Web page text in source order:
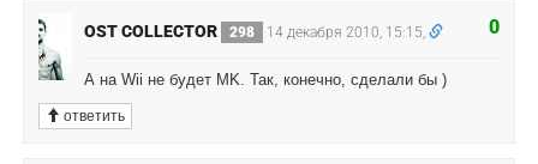
0
OST COLLECTOR 298 14 декабря 2010, 15:15,
А на Wii не будет MK. Так, конечно, сделали бы )
ответить